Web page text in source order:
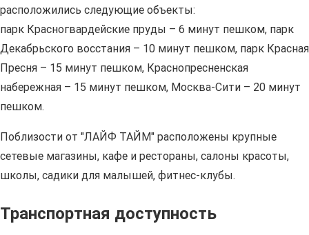
расположились следующие объекты:
парк Красногвардейские пруды – 6 минут пешком, парк
Декабрьского восстания – 10 минут пешком, парк Красная
Пресня – 15 минут пешком, Краснопресненская
набережная – 15 минут пешком, Москва-Сити – 20 минут
пешком.
Поблизости от "ЛАЙФ ТАЙМ" расположены крупные
сетевые магазины, кафе и рестораны, салоны красоты,
школы, садики для малышей, фитнес-клубы.
Транспортная доступность